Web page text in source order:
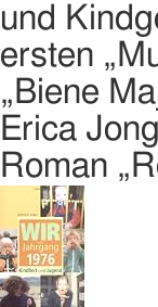
und
ersten
„Biene
Erica
Roman